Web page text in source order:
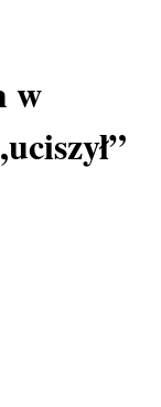
w